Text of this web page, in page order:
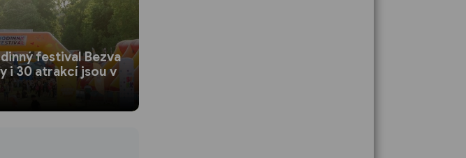
festival Bezva
i 30 atrakcí jsou v